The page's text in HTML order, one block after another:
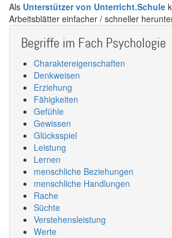
Als Unterstützer von Unterricht.Schule
Arbeitsblätter einfacher / schneller
Begriffe im Fach Psychologie
Charaktereigenschaften
Denkweisen
Erziehung
Fähigkeiten
Gefühle
Gewissen
Glücksspiel
Leistung
Lernen
menschliche Beziehungen
menschliche Handlungen
Rache
Süchte
Verstehensleistung
Werte